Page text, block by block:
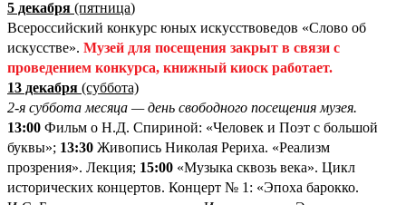
5 декабря (пятница)
Всероссийский конкурс юных искусствоведов «Слово об
искусстве». Музей для посещения закрыт в связи с
проведением конкурса, книжный киоск работает.
13 декабря (суббота)
2-я суббота месяца — день свободного посещения музея.
13:00 Фильм о Н.Д. Спириной: «Человек и Поэт с большой
буквы»; 13:30 Живопись Николая Рериха. «Реализм
прозрения». Лекция; 15:00 «Музыка сквозь века». Цикл
исторических концертов. Концерт № 1: «Эпоха барокко.